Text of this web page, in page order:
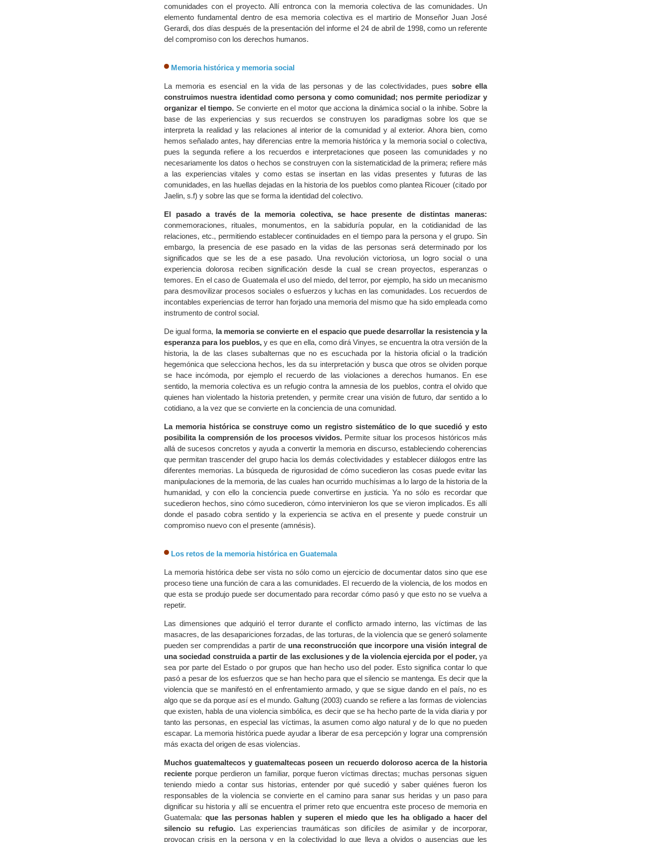
comunidades con el proyecto. Allí entronca con la memoria colectiva de las comunidades. Un
elemento fundamental dentro de esa memoria colectiva es el martirio de Monseñor Juan José
Gerardi, dos días después de la presentación del informe el 24 de abril de 1998, como un referente
del compromiso con los derechos humanos.
Memoria histórica y memoria social
La memoria es esencial en la vida de las personas y de las colectividades, pues sobre ella
construimos nuestra identidad como persona y como comunidad; nos permite periodizar y
organizar el tiempo. Se convierte en el motor que acciona la dinámica social o la inhibe. Sobre la
base de las experiencias y sus recuerdos se construyen los paradigmas sobre los que se
interpreta la realidad y las relaciones al interior de la comunidad y al exterior. Ahora bien, como
hemos señalado antes, hay diferencias entre la memoria histórica y la memoria social o colectiva,
pues la segunda refiere a los recuerdos e interpretaciones que poseen las comunidades y no
necesariamente los datos o hechos se construyen con la sistematicidad de la primera; refiere más
a las experiencias vitales y como estas se insertan en las vidas presentes y futuras de las
comunidades, en las huellas dejadas en la historia de los pueblos como plantea Ricouer (citado por
Jaelin, s.f) y sobre las que se forma la identidad del colectivo.
El pasado a través de la memoria colectiva, se hace presente de distintas maneras:
conmemoraciones, rituales, monumentos, en la sabiduría popular, en la cotidianidad de las
relaciones, etc., permitiendo establecer continuidades en el tiempo para la persona y el grupo. Sin
embargo, la presencia de ese pasado en la vidas de las personas será determinado por los
significados que se les de a ese pasado. Una revolución victoriosa, un logro social o una
experiencia dolorosa reciben significación desde la cual se crean proyectos, esperanzas o
temores. En el caso de Guatemala el uso del miedo, del terror, por ejemplo, ha sido un mecanismo
para desmovilizar procesos sociales o esfuerzos y luchas en las comunidades. Los recuerdos de
incontables experiencias de terror han forjado una memoria del mismo que ha sido empleada como
instrumento de control social.
De igual forma, la memoria se convierte en el espacio que puede desarrollar la resistencia y la
esperanza para los pueblos, y es que en ella, como dirá Vinyes, se encuentra la otra versión de la
historia, la de las clases subalternas que no es escuchada por la historia oficial o la tradición
hegemónica que selecciona hechos, les da su interpretación y busca que otros se olviden porque
se hace incómoda, por ejemplo el recuerdo de las violaciones a derechos humanos. En ese
sentido, la memoria colectiva es un refugio contra la amnesia de los pueblos, contra el olvido que
quienes han violentado la historia pretenden, y permite crear una visión de futuro, dar sentido a lo
cotidiano, a la vez que se convierte en la conciencia de una comunidad.
La memoria histórica se construye como un registro sistemático de lo que sucedió y esto
posibilita la comprensión de los procesos vividos. Permite situar los procesos históricos más
allá de sucesos concretos y ayuda a convertir la memoria en discurso, estableciendo coherencias
que permitan trascender del grupo hacia los demás colectividades y establecer diálogos entre las
diferentes memorias. La búsqueda de rigurosidad de cómo sucedieron las cosas puede evitar las
manipulaciones de la memoria, de las cuales han ocurrido muchísimas a lo largo de la historia de la
humanidad, y con ello la conciencia puede convertirse en justicia. Ya no sólo es recordar que
sucedieron hechos, sino cómo sucedieron, cómo intervinieron los que se vieron implicados. Es allí
donde el pasado cobra sentido y la experiencia se activa en el presente y puede construir un
compromiso nuevo con el presente (amnésis).
Los retos de la memoria histórica en Guatemala
La memoria histórica debe ser vista no sólo como un ejercicio de documentar datos sino que ese
proceso tiene una función de cara a las comunidades. El recuerdo de la violencia, de los modos en
que esta se produjo puede ser documentado para recordar cómo pasó y que esto no se vuelva a
repetir.
Las dimensiones que adquirió el terror durante el conflicto armado interno, las víctimas de las
masacres, de las desapariciones forzadas, de las torturas, de la violencia que se generó solamente
pueden ser comprendidas a partir de una reconstrucción que incorpore una visión integral de
una sociedad construida a partir de las exclusiones y de la violencia ejercida por el poder,ya
sea por parte del Estado o por grupos que han hecho uso del poder. Esto significa contar lo que
pasó a pesar de los esfuerzos que se han hecho para que el silencio se mantenga. Es decir que la
violencia que se manifestó en el enfrentamiento armado, y que se sigue dando en el país, no es
algo que se da porque así es el mundo. Galtung (2003) cuando se refiere a las formas de violencias
que existen, habla de una violencia simbólica, es decir que se ha hecho parte de la vida diaria y por
tanto las personas, en especial las víctimas, la asumen como algo natural y de lo que no pueden
escapar. La memoria histórica puede ayudar a liberar de esa percepción y lograr una comprensión
más exacta del origen de esas violencias.
Muchos guatemaltecos y guatemaltecas poseen un recuerdo doloroso acerca de la historia
reciente porque perdieron un familiar, porque fueron víctimas directas; muchas personas siguen
teniendo miedo a contar sus historias, entender por qué sucedió y saber quiénes fueron los
responsables de la violencia se convierte en el camino para sanar sus heridas y un paso para
dignificar su historia y allí se encuentra el primer reto que encuentra este proceso de memoria en
Guatemala: que las personas hablen y superen el miedo que les ha obligado a hacer del
silencio su refugio.Las experiencias traumáticas son difíciles de asimilar y de incorporar,
provocan crisis en la persona y en la colectividad lo que lleva a olvidos o ausencias que les